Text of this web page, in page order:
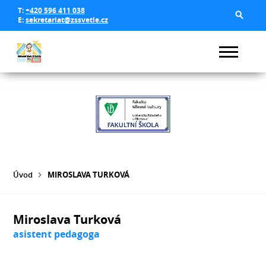
T:+420 596 411 038
E:sekretariat@zssvetle.cz
Úvod MIROSLAVA TURKOVÁ
Miroslava Turková
asistent pedagoga